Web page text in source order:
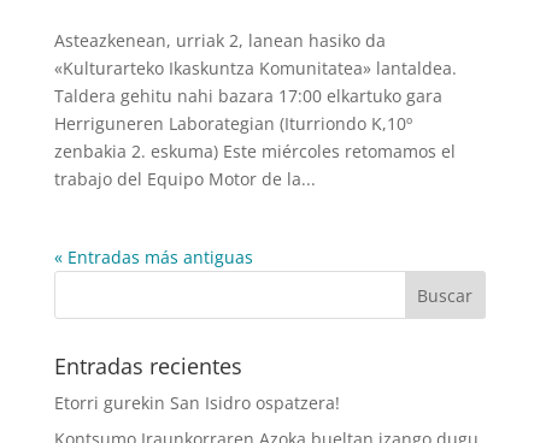
Asteazkenean, urriak 2, lanean hasiko da
«Kulturarteko Ikaskuntza Komunitatea» lantaldea.
Taldera gehitu nahi bazara 17:00 elkartuko gara
Herriguneren Laborategian (Iturriondo K,10º
zenbakia 2. eskuma) Este miércoles retomamos el
trabajo del Equipo Motor de la...
« Entradas más antiguas
Entradas recientes
Etorri gurekin San Isidro ospatzera!